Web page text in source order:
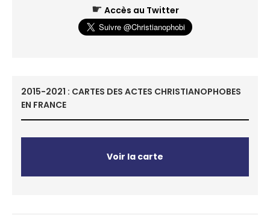
☛ Accès au Twitter
2015-2021 : CARTES DES ACTES CHRISTIANOPHOBES
EN FRANCE
Voir la carte